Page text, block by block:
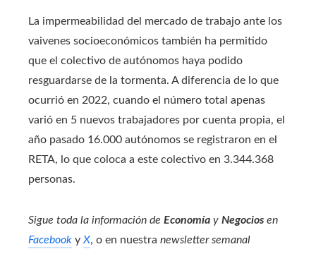
La impermeabilidad del mercado de trabajo ante los
vaivenes socioeconómicos también ha permitido
que el colectivo de autónomos haya podido
resguardarse de la tormenta. A diferencia de lo que
ocurrió en 2022, cuando el número total apenas
varió en 5 nuevos trabajadores por cuenta propia, el
año pasado 16.000 autónomos se registraron en el
RETA, lo que coloca a este colectivo en 3.344.368
personas.
Sigue toda la información de Economía y Negocios en
Facebook y X, o en nuestra newsletter semanal